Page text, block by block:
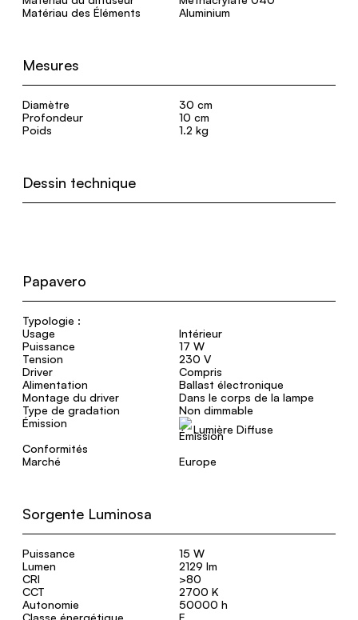
Matériau des Éléments
Aluminium
Mesures
Diamètre
30 cm
Profondeur
10 cm
Poids
1.2 kg
Dessin technique
Papavero
Typologie :
Usage
Intérieur
Puissance
17 W
Tension
230 V
Driver
Compris
Alimentation
Ballast électronique
Montage du driver
Dans le corps de la lampe
Type de gradation
Non dimmable
Émission
Lumière Diffuse
Conformités
Marché
Europe
Sorgente Luminosa
Puissance
15 W
Lumen
2129 lm
CRI
>80
CCT
2700 K
Autonomie
50000 h
Classe énergétique
E